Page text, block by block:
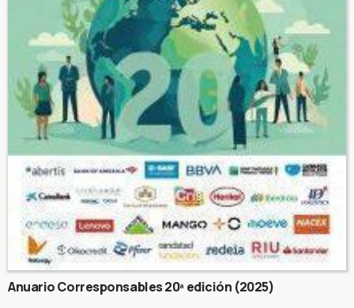
Anuario Corresponsables 20ª edición (2025)